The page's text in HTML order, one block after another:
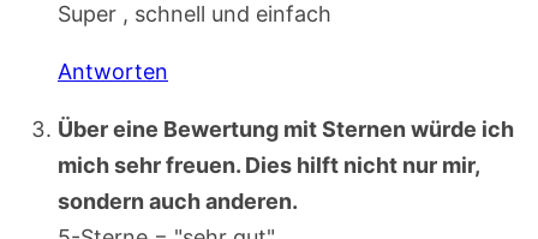
Super , schnell und einfach
Antworten
Über eine Bewertung mit Sternen würde ich
mich sehr freuen. Dies hilft nicht nur mir,
sondern auch anderen.